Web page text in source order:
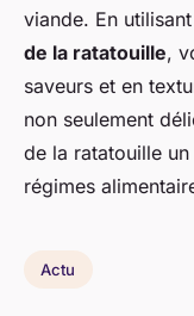
viande. En
de la ratatouille,
saveurs et en
non seulement
de la ratatouille
régimes
Actu